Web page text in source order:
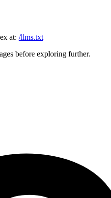
at: /llms.txt
before exploring further.